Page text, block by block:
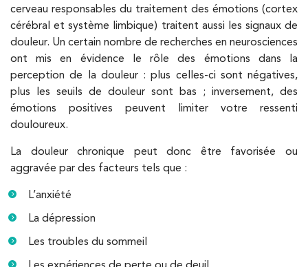
cerveau responsables du traitement des émotions (cortex
cérébral et système limbique) traitent aussi les signaux de
douleur. Un certain nombre de recherches en neurosciences
ont mis en évidence le rôle des émotions dans la
perception de la douleur : plus celles-ci sont négatives,
plus les seuils de douleur sont bas ; inversement, des
émotions positives peuvent limiter votre ressenti
douloureux.
La douleur chronique peut donc être favorisée ou
aggravée par des facteurs tels que :
L’anxiété
La dépression
Les troubles du sommeil
IK Paris 17 – Villiers
68 Av. de Villiers 75017 Paris
68 Av. de Villiers 75017 Paris
01 44 90 90 40
PRENEZ RDV SUR
PRENEZ RDV SUR
Kinésithérapie Balnéothérapie
IK Paris 8 – Saint Lazare
Kinésithérapie